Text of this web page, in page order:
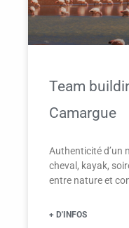
Team
Camargue
Authenticité d’un
cheval, kayak,
entre nature et
+ D'INFOS